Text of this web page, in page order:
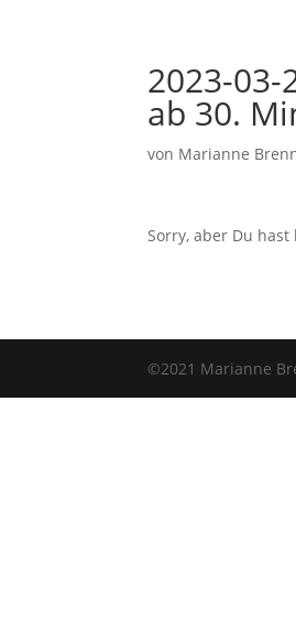
2023-
ab 30.
von Marianne
Sorry, aber Du
©2021 Marianne